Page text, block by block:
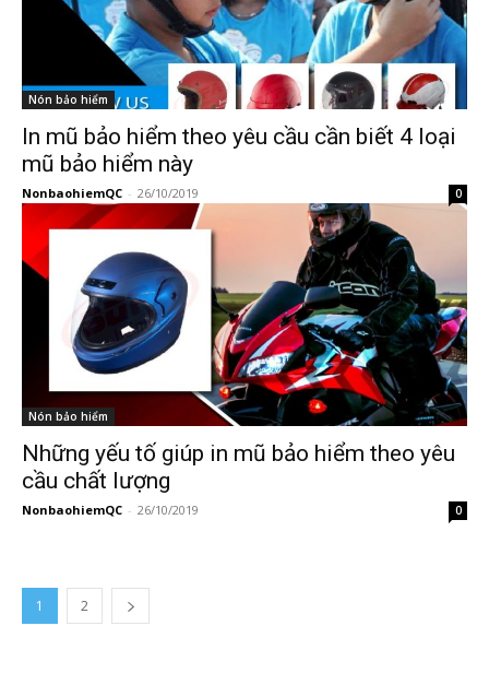
Nón bảo hiểm
In mũ bảo hiểm theo yêu cầu cần biết 4 loại
mũ bảo hiểm này
NonbaohiemQC - 26/10/2019 0
Nón bảo hiểm
Những yếu tố giúp in mũ bảo hiểm theo yêu
cầu chất lượng
NonbaohiemQC - 26/10/2019 0
1 2